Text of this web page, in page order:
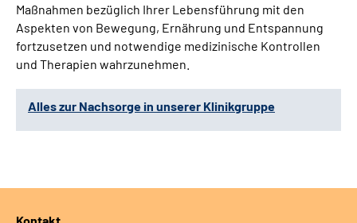
Gebärdensprache
Maßnahmen bezüglich Ihrer Lebensführung mit den
Aspekten von Bewegung, Ernährung und Entspannung
fortzusetzen und notwendige medizinische Kontrollen
und Therapien wahrzunehmen.
Alles zur Nachsorge in unserer Klinikgruppe